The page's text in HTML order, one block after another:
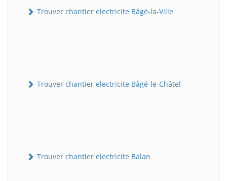
Trouver chantier electricite Bâgé-la-Ville
Trouver chantier electricite Bâgé-le-Châtel
Trouver chantier electricite Balan